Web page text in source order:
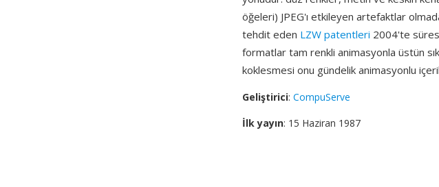
öğeleri) JPEG'ı etkileyen artefaktlar
tehdit eden LZW patentleri 2004'te
formatlar tam renkli animasyonla üstün
koklesmesi onu gündelik animasyonlu
Geliştirici: CompuServe
İlk yayın: 15 Haziran 1987